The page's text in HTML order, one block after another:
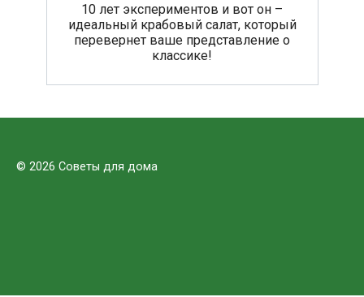
10 лет экспериментов и вот он –
идеальный крабовый салат, который
перевернет ваше представление о
классике!
© 2026 Советы для дома